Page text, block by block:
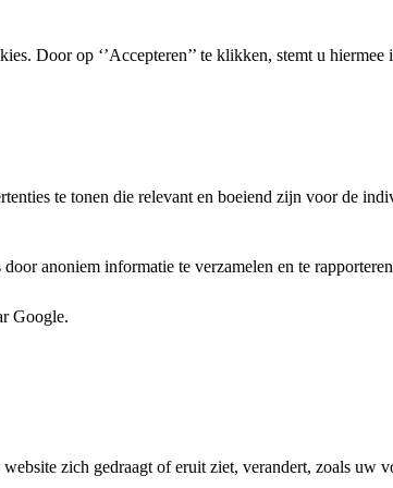
Door op ‘’Accepteren’’ te klikken, stemt u hiermee
te tonen die relevant en boeiend zijn voor de
anoniem informatie te verzamelen en te
Google.
zich gedraagt of eruit ziet, verandert, zoals uw